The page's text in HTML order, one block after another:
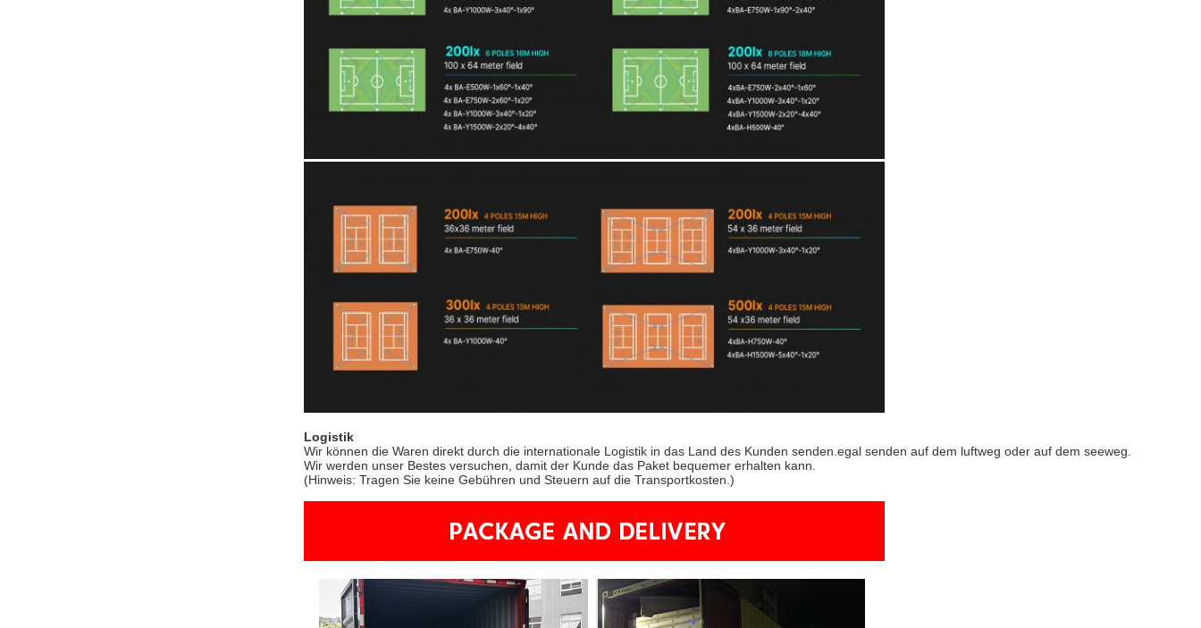
Logistik
Wir können die Waren direkt durch die internationale Logistik in das Land des Kunden senden.egal senden auf dem luftweg oder auf dem seeweg.
Wir werden unser Bestes versuchen, damit der Kunde das Paket bequemer erhalten kann.
(Hinweis: Tragen Sie keine Gebühren und Steuern auf die Transportkosten.)